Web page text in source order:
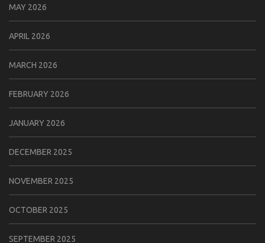
MAY 2026
APRIL 2026
MARCH 2026
FEBRUARY 2026
JANUARY 2026
DECEMBER 2025
NOVEMBER 2025
OCTOBER 2025
SEPTEMBER 2025